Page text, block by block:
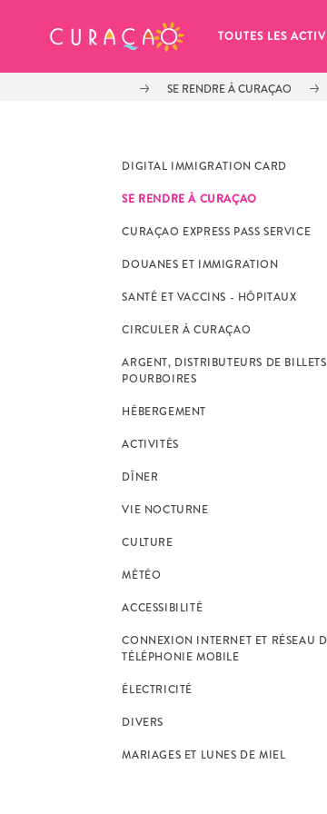
TOUTES LES
SE RENDRE À CURAÇAO
DIGITAL IMMIGRATION CARD
SE RENDRE À CURAÇAO
CURAÇAO EXPRESS PASS SERVICE
DOUANES ET IMMIGRATION
SANTÉ ET VACCINS - HÔPITAUX
CIRCULER À CURAÇAO
ARGENT, DISTRIBUTEURS DE
POURBOIRES
HÉBERGEMENT
ACTIVITÉS
DÎNER
VIE NOCTURNE
CULTURE
MÉTÉO
ACCESSIBILITÉ
CONNEXION INTERNET ET RÉSEAU
TÉLÉPHONIE MOBILE
ÉLECTRICITÉ
DIVERS
MARIAGES ET LUNES DE MIEL
MES FAVORIS
It looks like you haven’t saved any
Chaque fois que vous souhaitez